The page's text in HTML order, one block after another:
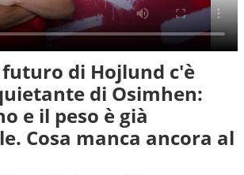
di Hojlund c'è
di Osimhen:
e il peso è già
Cosa manca ancora al